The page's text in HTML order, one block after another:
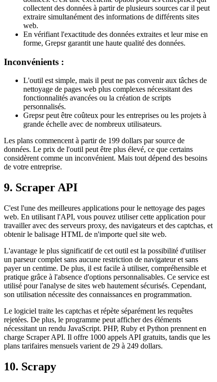
collectent des données à partir de plusieurs sources car il peut
extraire simultanément des informations de différents sites
web.
En vérifiant l'exactitude des données extraites et leur mise en
forme, Grepsr garantit une haute qualité des données.
Inconvénients :
L'outil est simple, mais il peut ne pas convenir aux tâches de
nettoyage de pages web plus complexes nécessitant des
fonctionnalités avancées ou la création de scripts
personnalisés.
Grepsr peut être coûteux pour les entreprises ou les projets à
grande échelle avec de nombreux utilisateurs.
Les plans commencent à partir de 199 dollars par source de
données. Le prix de l'outil peut être plus élevé, ce que certains
considèrent comme un inconvénient. Mais tout dépend des besoins
de votre entreprise.
9. Scraper API
C'est l'une des meilleures applications pour le nettoyage des pages
web. En utilisant l'API, vous pouvez utiliser cette application pour
travailler avec des serveurs proxy, des navigateurs et des captchas, et
obtenir le balisage HTML de n'importe quel site web.
L'avantage le plus significatif de cet outil est la possibilité d'utiliser
un parseur complet sans aucune restriction de navigateur et sans
payer un centime. De plus, il est facile à utiliser, compréhensible et
pratique grâce à l'absence d'options personnalisables. Ce service est
utilisé pour l'analyse de sites web hautement sécurisés. Cependant,
son utilisation nécessite des connaissances en programmation.
Le logiciel traite les captchas et répète séparément les requêtes
rejetées. De plus, le programme peut afficher des éléments
nécessitant un rendu JavaScript. PHP, Ruby et Python prennent en
charge Scraper API. Il offre 1000 appels API gratuits, tandis que les
plans tarifaires mensuels varient de 29 à 249 dollars.
10. Scrapy